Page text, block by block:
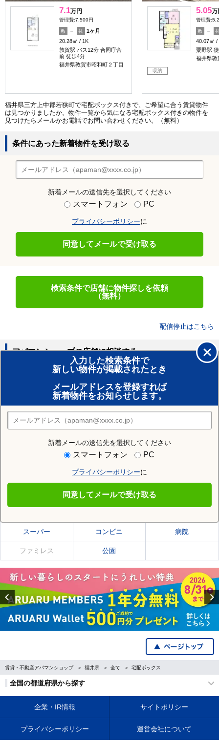
7.1万円
管理費:7,500円
敷 － 礼
1ヶ月
20.28㎡
1K
敦賀駅 バス12分 合同庁舎
前 徒歩4分
福井県敦賀市昭和町２丁目
5.05万
管理費
敷 －
40.07㎡
粟野駅
福井県敦
収納
福井県三方上中郡若狭町で宅配ボックス付きで、ご希望に合う賃貸物件
は見つかりましたか。物件一覧から気になる宅配ボックス付きの物件を
見つけたらメールかお電話でお問い合わせください。（無料）
条件にあった新着物件を受け取る
新着メールの送信先を選択してください
スマートフォン PC
プライバシーポリシーに
同意してメールで受け取る
検索条件で店舗に物件探しを依頼
（無料）
配信停止はこちら
入力した検索条件で
新しい物件が掲載されたとき
メールアドレスを登録すれば
新着物件をお知らせします。
新着メールの送信先を選択してください
スマートフォン PC
プライバシーポリシーに
同意してメールで受け取る
アパマンショップの店舗に相談する
賃貸のプロがお部屋探し！
おまかせ物件リクエスト
住みたい街の店舗を探す
店舗検索
住む街研究所で三方上中郡若狭町の情報を見る
三方上中郡若狭町の施設一覧
スーパー コンビニ 病院
ファミレス 公園
Previous
賃貸・不動産アパマンショップ 福井県 全て 宅配ボックス
全国の都道府県から探す
企業・IR情報 サイトポリシー
プライバシーポリシー 運営会社について